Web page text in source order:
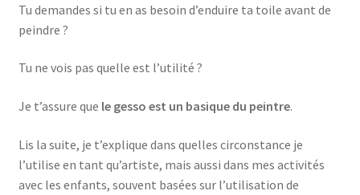
Tu demandes si tu en as besoin d’enduire ta toile avant de
peindre ?
Tu ne vois pas quelle est l’utilité ?
Je t’assure que le gesso est un basique du peintre.
Lis la suite, je t’explique dans quelles circonstance je
l’utilise en tant qu’artiste, mais aussi dans mes activités
avec les enfants, souvent basées sur l’utilisation de